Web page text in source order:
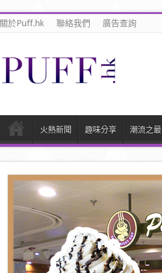
關於Puff.hk 聯絡我們 廣告查詢
火熱新聞 趣味分享 潮流之最